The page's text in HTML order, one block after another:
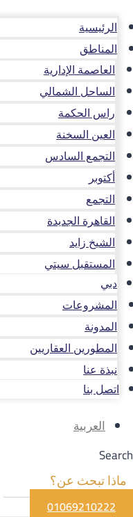
الرئيسية
المناطق
العاصمة الإدارية
الساحل الشمالي
راس الحكمة
العين السخنة
التجمع السادس
أكتوبر
التجمع
القاهرة الجديدة
الشيخ زايد
المستقبل سيتي
دبي
المشروعات
المدونة
المطورين العقاريين
نبذة عنا
اتصل بنا
العربية
Search
01069210222